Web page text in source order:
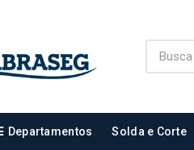
Departamentos Solda e Corte